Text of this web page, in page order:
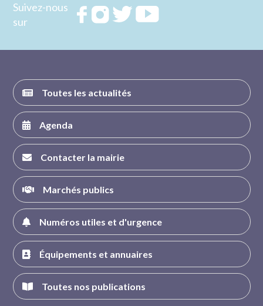
Suivez-nous
sur
RejoignezRejoignezRejoignez
Toutes les actualités
Agenda
Contacter la mairie
Marchés publics
Numéros utiles et d'urgence
Équipements et annuaires
Toutes nos publications